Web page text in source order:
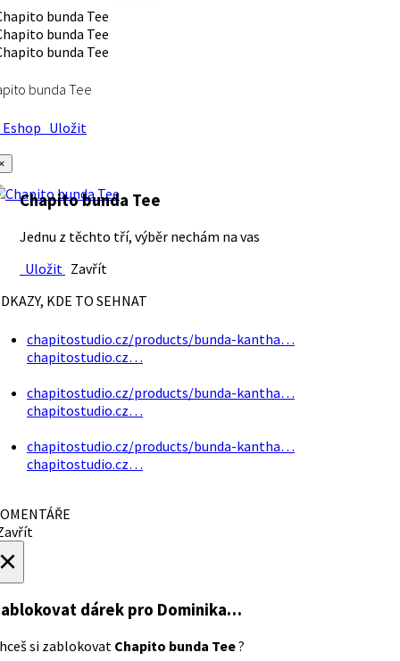
bunda Tee
Uložit
Chapito bunda Tee
Jednu z těchto tří, výběr nechám na vas
Uložit Zavřít
KDE TO SEHNAT
chapitostudio.cz/products/bunda-kantha…
chapitostudio.cz…
chapitostudio.cz/products/bunda-kantha…
chapitostudio.cz…
chapitostudio.cz/products/bunda-kantha…
chapitostudio.cz…
dárek pro Dominika…
si zablokovat Chapito bunda Tee?